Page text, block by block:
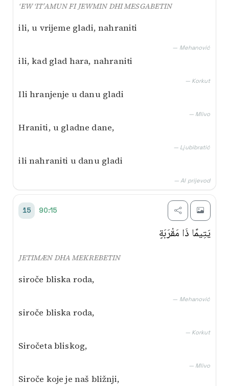
‘EW ‘IT’AMUN FI JEWMIN DHI MESGABETIN
ili, u vrijeme gladi, nahraniti
— Mehanović
ili, kad glad hara, nahraniti
— Korkut
Ili hranjenje u danu gladi
— Mlivo
Hraniti, u gladne dane,
— Ljubibratić
ili nahraniti u danu gladi
— AI prijevod
15 90:15
يَتِيمًا ذَا مَقْرَبَةٍ
JETIMÆN DHA MEKREBETIN
siroče bliska roda,
— Mehanović
siroče bliska roda,
— Korkut
Siročeta bliskog,
— Mlivo
Siroče koje je naš bližnji,